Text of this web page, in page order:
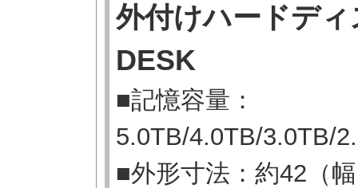
外付けハードデ
DESK
■記憶容量：
5.0TB/4.0TB/3.0TB/
■外形寸法：約42（